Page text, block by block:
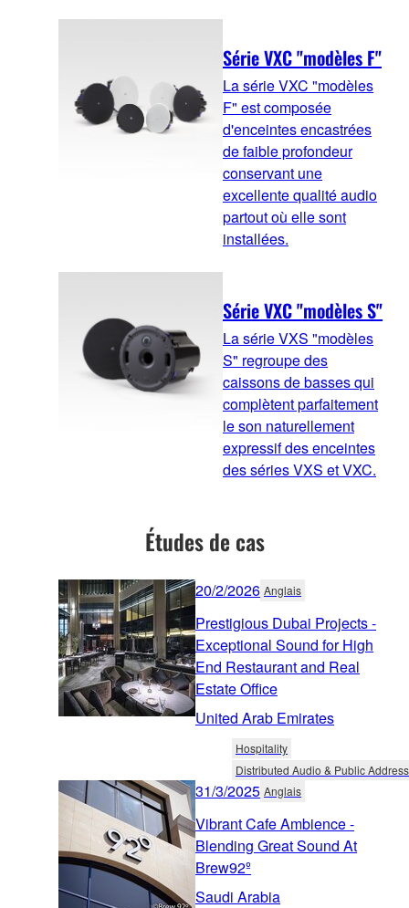
Série VXC "modèles F"
La série VXC "modèles
F" est composée
d'enceintes encastrées
de faible profondeur
conservant une
excellente qualité audio
partout où elle sont
installées.
Série VXC "modèles S"
La série VXS "modèles
S" regroupe des
caissons de basses qui
complètent parfaitement
le son naturellement
expressif des enceintes
des séries VXS et VXC.
Études de cas
20/2/2026 Anglais
Prestigious Dubai Projects -
Exceptional Sound for High
End Restaurant and Real
Estate Office
United Arab Emirates
Hospitality
Distributed Audio & Public Address
31/3/2025 Anglais
Vibrant Cafe Ambience -
Blending Great Sound At
Brew92º
Saudi Arabia